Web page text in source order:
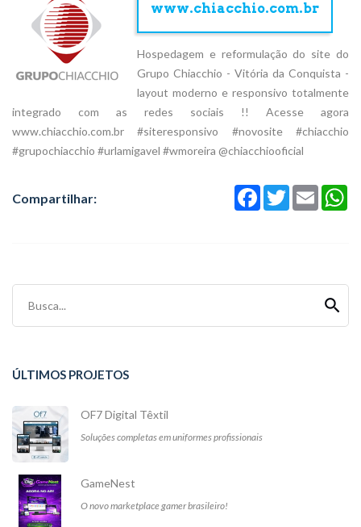
www.chiacchio.com.br
Hospedagem e reformulação do site do
Grupo Chiacchio - Vitória da Conquista -
layout moderno e responsivo totalmente
integrado com as redes sociais !! Acesse agora
www.chiacchio.com.br #siteresponsivo #novosite #chiacchio
#grupochiacchio #urlamigavel #wmoreira @chiacchiooficial
Compartilhar: FacebookTwitterEmail
Busca...
ÚLTIMOS PROJETOS
OF7 Digital Têxtil
Soluções completas em uniformes profissionais
GameNest
O novo marketplace gamer brasileiro!